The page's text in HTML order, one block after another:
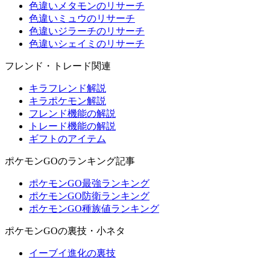
色違いメタモンのリサーチ
色違いミュウのリサーチ
色違いジラーチのリサーチ
色違いシェイミのリサーチ
フレンド・トレード関連
キラフレンド解説
キラポケモン解説
フレンド機能の解説
トレード機能の解説
ギフトのアイテム
ポケモンGOのランキング記事
ポケモンGO最強ランキング
ポケモンGO防衛ランキング
ポケモンGO種族値ランキング
ポケモンGOの裏技・小ネタ
イーブイ進化の裏技